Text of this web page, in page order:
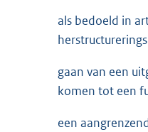
als bedoeld in
gaan van een
komen tot een
een